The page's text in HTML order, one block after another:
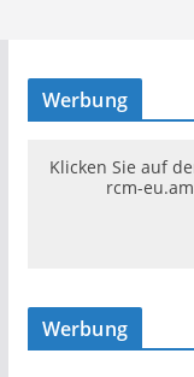
Werbung
Klicken Sie auf
rcm-
Werbung